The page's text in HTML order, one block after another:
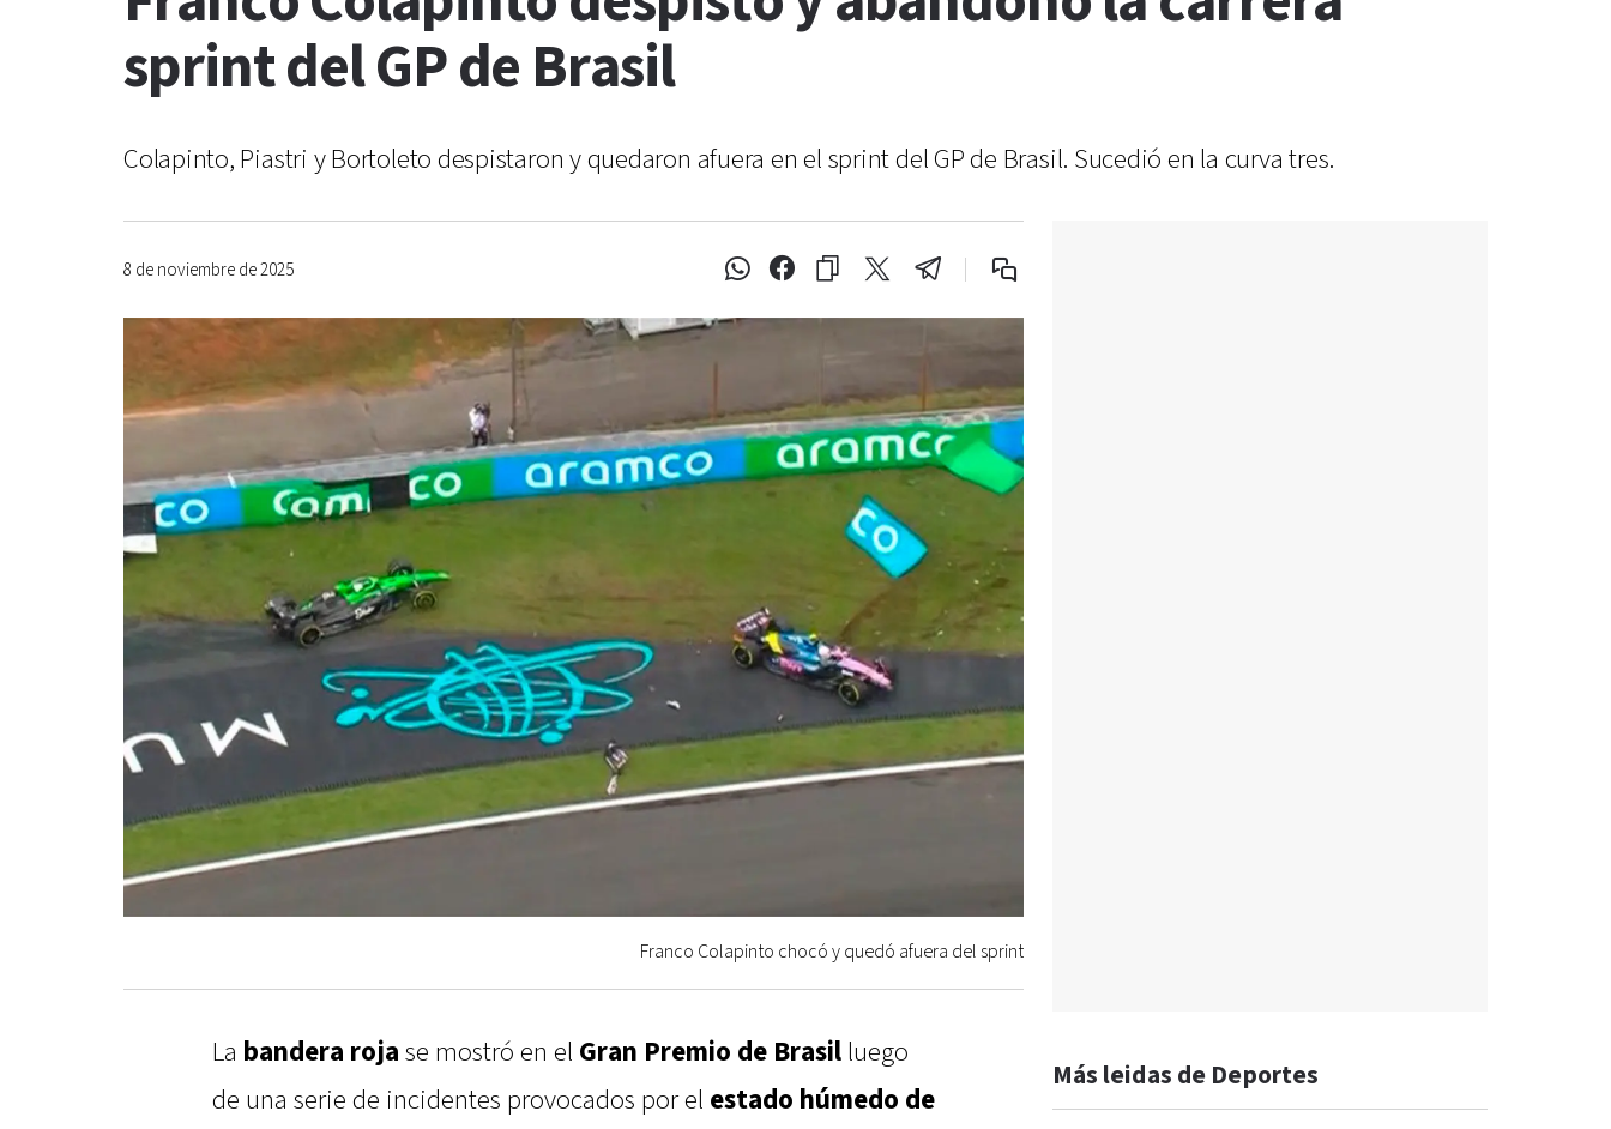
sprint del GP de Brasil
Colapinto, Piastri y Bortoleto despistaron y quedaron afuera en el sprint del GP de Brasil. Sucedió en la curva tres.
8 de noviembre de 2025
Franco Colapinto chocó y quedó afuera del sprint
La bandera roja se mostró en el Gran Premio de Brasil luego
de una serie de incidentes provocados por el estado húmedo de
Más leidas de Deportes